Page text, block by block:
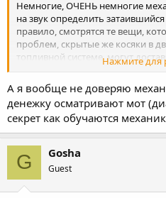
Немногие, ОЧЕНЬ немногие
на звук определить
правило, смотрятся те вещи,
проблем, скрытые же косяки в
топливной системе, могут
хотя все заводится и вроде бы
Нажмите для
А я вообще не доверяю
денежку осматривают мот
секрет как обучаются
G Gosha
Guest